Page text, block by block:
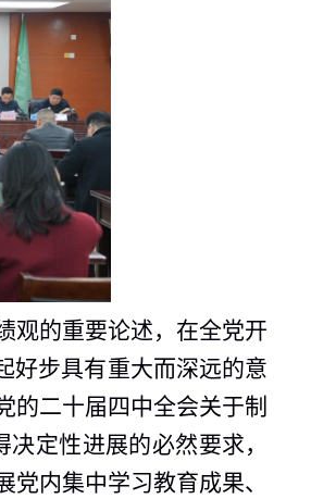
观的重要论述，在全党开
好步具有重大而深远的意
的二十届四中全会关于制
定性进展的必然要求，
内集中学习教育成果、